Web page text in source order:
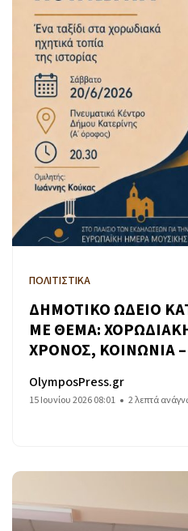
ΠΟΛΙΤΙΣΤΙΚΑ
ΔΗΜΟΤΙΚΟ ΩΔΕΙΟ
ΜΕ ΘΕΜΑ:
ΧΡΟΝΟΣ, ΚΟΙΝΩΝΙΑ –
OlymposPress.gr
15 Ιουνίου 2026 08:01 2 λεπτά